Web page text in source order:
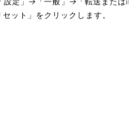
設定」→「一般」→「転送また
セット」をクリックします。